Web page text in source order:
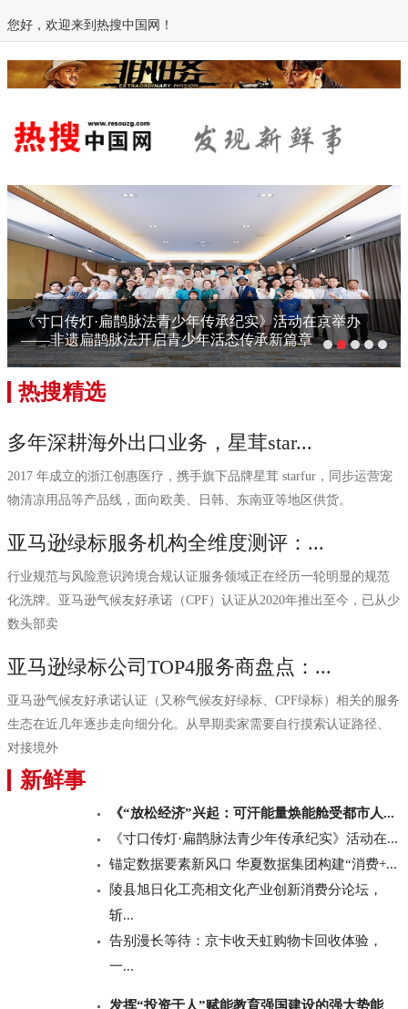
您好，欢迎来到热搜中国网！
《寸口传灯·扁鹊脉法青少年传承纪实》活动在京举办
——非遗扁鹊脉法开启青少年活态传承新篇章
热搜精选
多年深耕海外出口业务，星茸star...
2017 年成立的浙江创惠医疗，携手旗下品牌星茸 starfur，同步运营宠
物清凉用品等产品线，面向欧美、日韩、东南亚等地区供货。
亚马逊绿标服务机构全维度测评：...
行业规范与风险意识跨境合规认证服务领域正在经历一轮明显的规范
化洗牌。亚马逊气候友好承诺（CPF）认证从2020年推出至今，已从少
数头部卖
亚马逊绿标公司TOP4服务商盘点：...
亚马逊气候友好承诺认证（又称气候友好绿标、CPF绿标）相关的服务
生态在近几年逐步走向细分化。从早期卖家需要自行摸索认证路径、
对接境外
新鲜事
《“放松经济”兴起：可汗能量焕能舱受都市人...
《寸口传灯·扁鹊脉法青少年传承纪实》活动在...
锚定数据要素新风口 华夏数据集团构建“消费+...
陵县旭日化工亮相文化产业创新消费分论坛，
斩...
告别漫长等待：京卡收天虹购物卡回收体验，
一...
发挥“投资于人”赋能教育强国建设的强大势能